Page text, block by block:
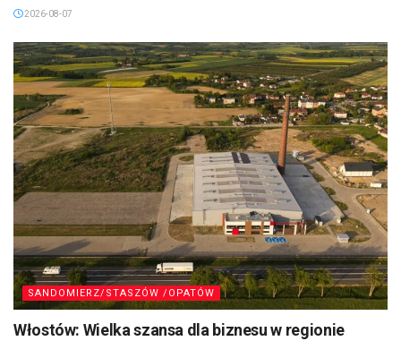
2026-08-07
SANDOMIERZ/STASZÓW /OPATÓW
Włostów: Wielka szansa dla biznesu w regionie